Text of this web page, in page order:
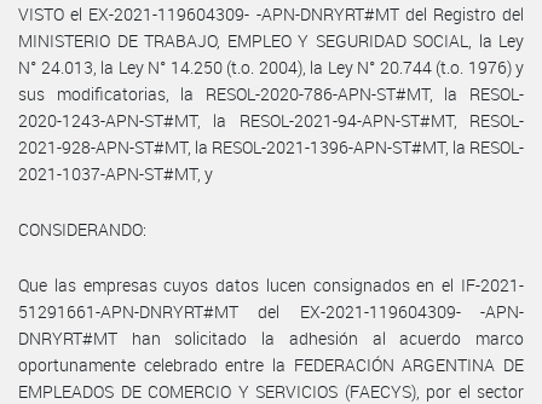
VISTO el EX-2021-119604309- -APN-DNRYRT#MT del Registro del
MINISTERIO DE TRABAJO, EMPLEO Y SEGURIDAD SOCIAL, la Ley
N° 24.013, la Ley N° 14.250 (t.o. 2004), la Ley N° 20.744 (t.o. 1976) y
sus modificatorias, la RESOL-2020-786-APN-ST#MT, la RESOL-
2020-1243-APN-ST#MT, la RESOL-2021-94-APN-ST#MT, RESOL-
2021-928-APN-ST#MT, la RESOL-2021-1396-APN-ST#MT, la RESOL-
2021-1037-APN-ST#MT, y
CONSIDERANDO:
Que las empresas cuyos datos lucen consignados en el IF-2021-
51291661-APN-DNRYRT#MT del EX-2021-119604309- -APN-
DNRYRT#MT han solicitado la adhesión al acuerdo marco
oportunamente celebrado entre la FEDERACIÓN ARGENTINA DE
EMPLEADOS DE COMERCIO Y SERVICIOS (FAECYS), por el sector